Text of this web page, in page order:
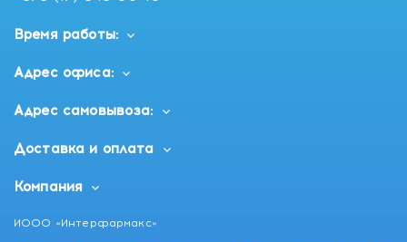
Время работы:
Адрес офиса:
Адрес самовывоза:
Доставка и оплата
Компания
ИООО «Интерфармакс»